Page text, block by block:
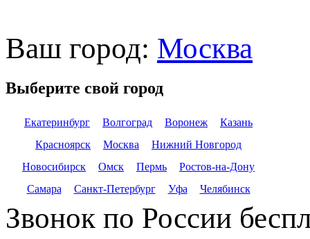
Ваш город: Москва
Выберите свой город
Екатеринбург Волгоград Воронеж
Казань
Красноярск
Москва
Нижний Новгород
Новосибирск
Омск Пермь
Ростов-на-Дону
Самара
Санкт-Петербург Уфа Челябинск
Звонок по России